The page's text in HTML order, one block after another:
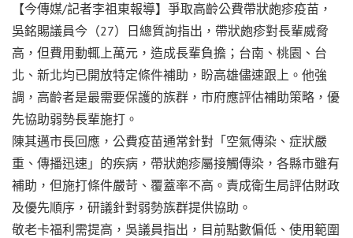
【今傳媒/記者李祖東報導】爭取高齡公費帶狀皰疹疫苗，
吳銘賜議員今（27）日總質詢指出，帶狀皰疹對長輩威脅
高，但費用動輒上萬元，造成長輩負擔；台南、桃園、台
北、新北均已開放特定條件補助，盼高雄儘速跟上。他強
調，高齡者是最需要保護的族群，市府應評估補助策略，優
先協助弱勢長輩施打。
陳其邁市長回應，公費疫苗通常針對「空氣傳染、症狀嚴
重、傳播迅速」的疾病，帶狀皰疹屬接觸傳染，各縣市雖有
補助，但施打條件嚴苛、覆蓋率不高。責成衛生局評估財政
及優先順序，研議針對弱勢族群提供協助。
敬老卡福利需提高，吳議員指出，目前點數偏低、使用範圍